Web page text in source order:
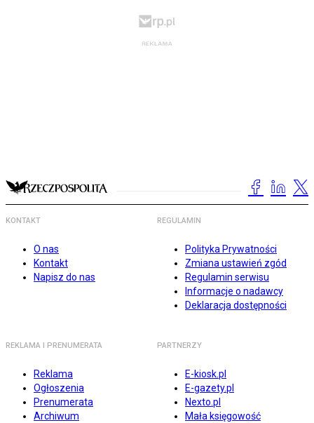
KONTAKT
O nas
Kontakt
Napisz do nas
REGULAMIN
Polityka Prywatności
Zmiana ustawień zgód
Regulamin serwisu
Informacje o nadawcy
Deklaracja dostępności
REKLAMA I PRENUMERATA
Reklama
Ogłoszenia
Prenumerata
Archiwum
PARTNERZY
E-kiosk.pl
E-gazety.pl
Nexto.pl
Mała księgowość